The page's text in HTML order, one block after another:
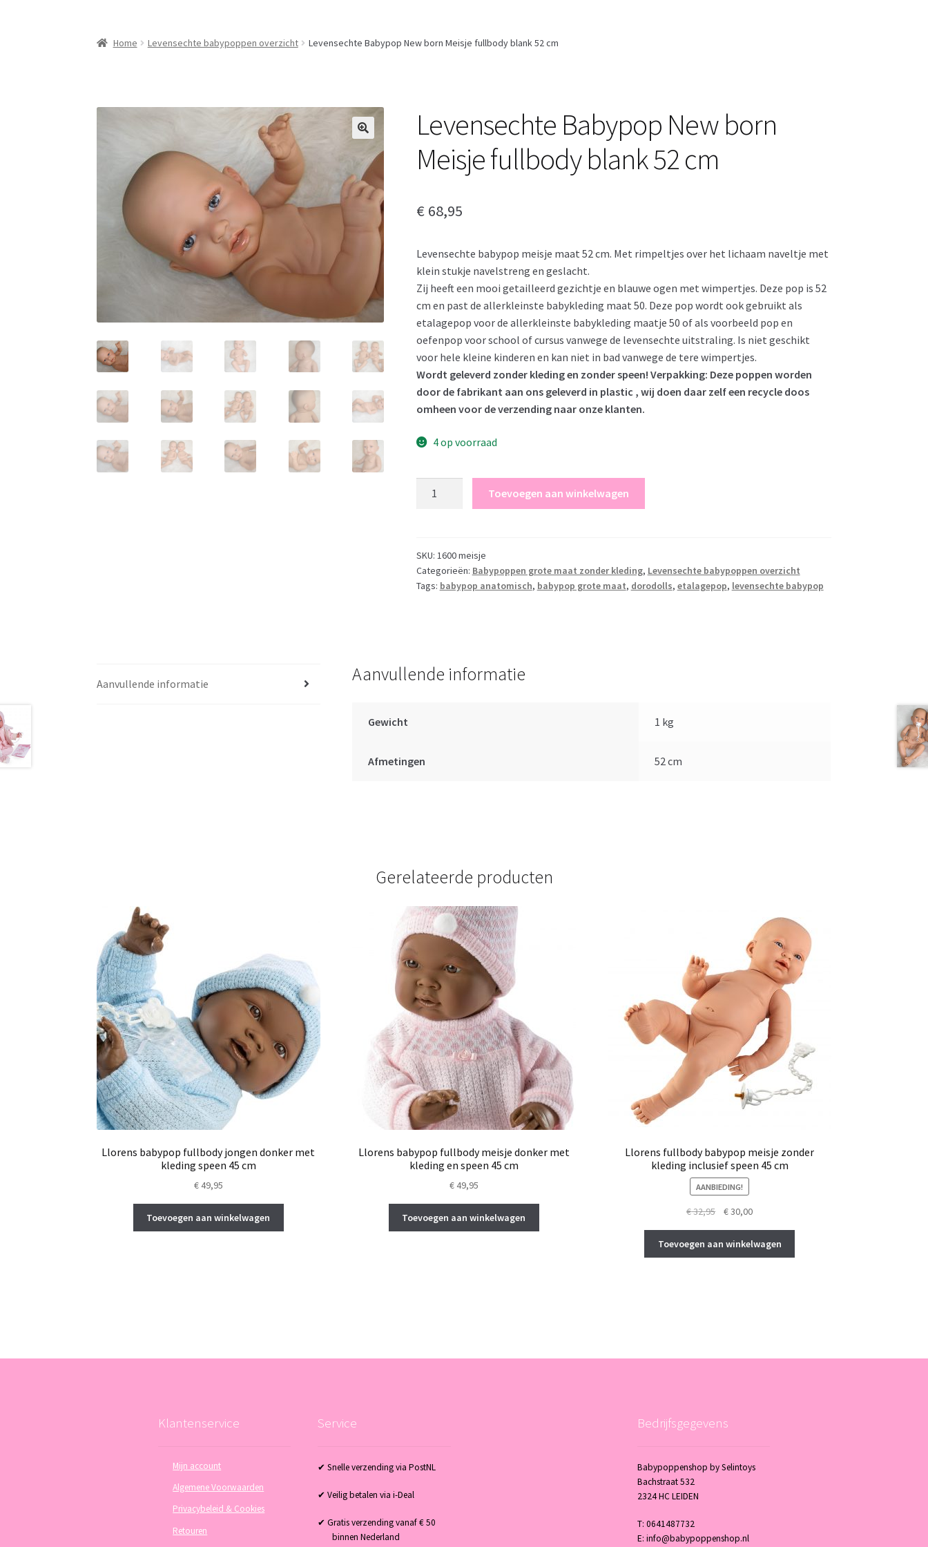
Home Levensechte babypoppen overzicht Levensechte Babypop New born Meisje fullbody blank 52 cm
Levensechte Babypop New born
Meisje fullbody blank 52 cm
€ 68,95
Levensechte babypop meisje maat 52 cm. Met rimpeltjes over het lichaam naveltje met
klein stukje navelstreng en geslacht.
Zij heeft een mooi getailleerd gezichtje en blauwe ogen met wimpertjes. Deze pop is 52
cm en past de allerkleinste babykleding maat 50. Deze pop wordt ook gebruikt als
etalagepop voor de allerkleinste babykleding maatje 50 of als voorbeeld pop en
oefenpop voor school of cursus vanwege de levensechte uitstraling. Is niet geschikt
voor hele kleine kinderen en kan niet in bad vanwege de tere wimpertjes.
Wordt geleverd zonder kleding en zonder speen! Verpakking: Deze poppen worden
door de fabrikant aan ons geleverd in plastic , wij doen daar zelf een recycle doos
omheen voor de verzending naar onze klanten.
4 op voorraad
Meisje
fullbody
blank
Toevoegen aan winkelwagen
SKU: 1600 meisje
Categorieën: Babypoppen grote maat zonder kleding, Levensechte babypoppen overzicht
Tags: babypop anatomisch, babypop grote maat, dorodolls, etalagepop, levensechte babypop
Aanvullende informatie Aanvullende informatie
Gewicht 1 kg
Afmetingen 52 cm
Gerelateerde producten
Llorens babypop fullbody jongen donker met
kleding speen 45 cm
€49,95
Toevoegen aan winkelwagen
Llorens babypop fullbody meisje donker met
kleding en speen 45 cm
€49,95
Toevoegen aan winkelwagen
Llorens fullbody babypop meisje zonder
kleding inclusief speen 45 cm
AANBIEDING!
€32,95
Oorspronkelijke
was:
€ 32,95.
€30,00Huidige
is:
€ 30,00.
Toevoegen aan winkelwagen
Klantenservice
Mijn account
Algemene Voorwaarden
Privacybeleid & Cookies
Retouren
Service
✔ Snelle verzending via PostNL
✔ Veilig betalen via i-Deal
✔ Gratis verzending vanaf € 50
binnen Nederland
Bedrijfsgegevens
Babypoppenshop by Selintoys
Bachstraat 532
2324 HC LEIDEN
T: 0641487732
E: info@babypoppenshop.nl